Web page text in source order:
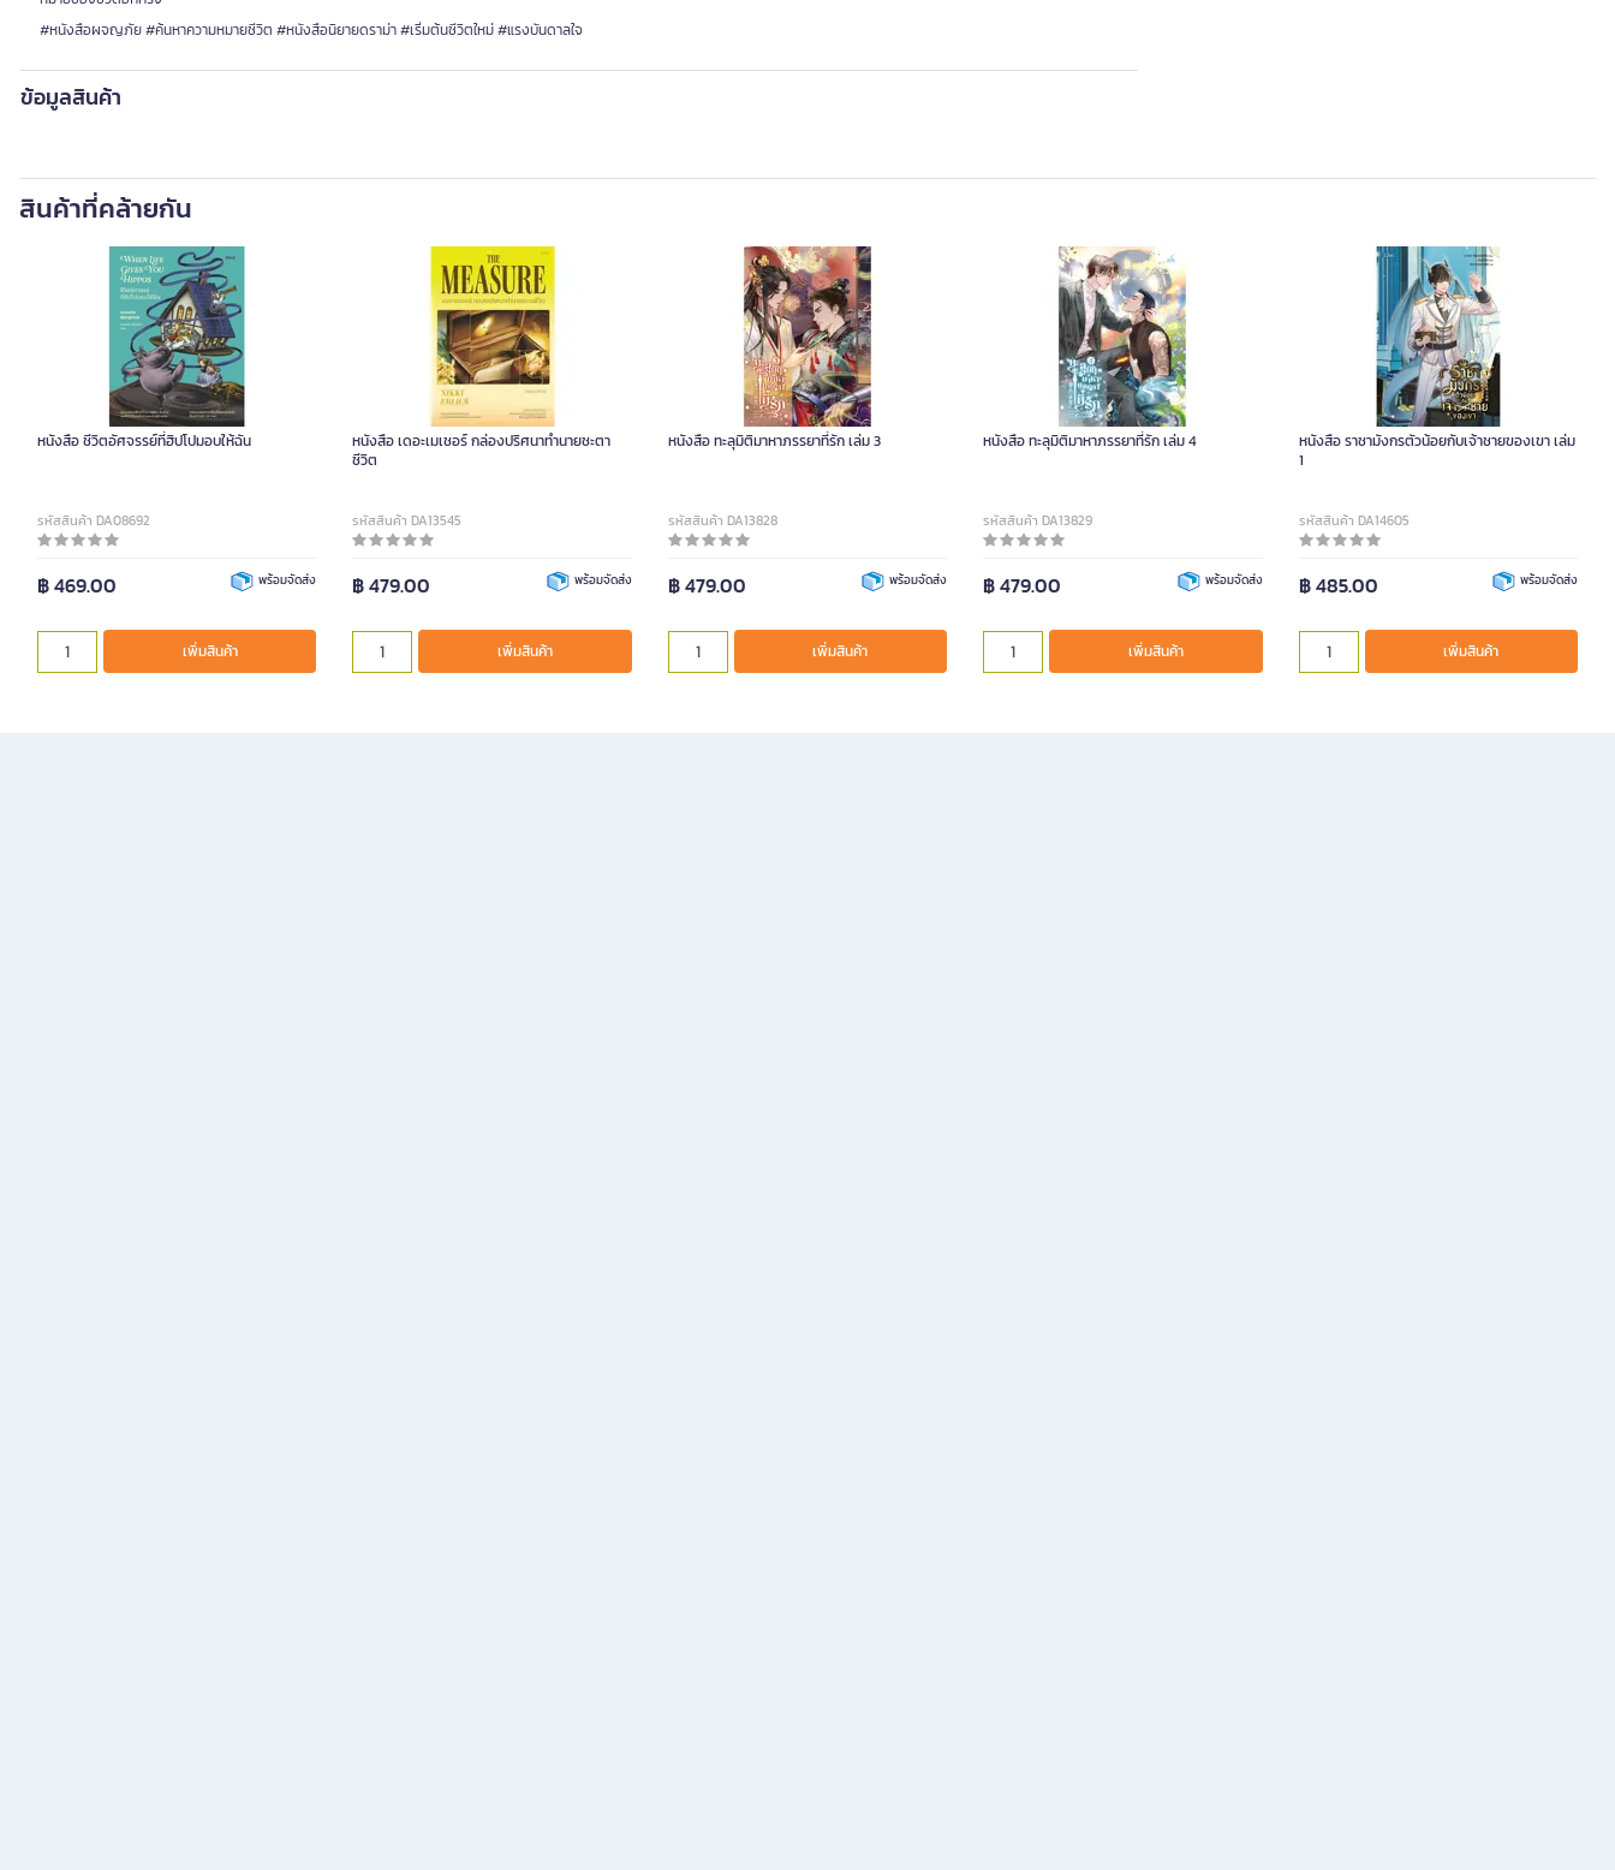
#หนังสือผจญภัย #ค้นหาความหมายชีวิต #หนังสือนิยายดราม่า #เริ่มต้นชีวิตใหม่ #แรงบันดาลใจ
ข้อมูลสินค้า
สินค้าที่คล้ายกัน
หนังสือ ชีวิตอัศจรรย์ที่ฮิปโปมอบให้ฉัน
รหัสสินค้า DA08692
฿ 469.00 พร้อมจัดส่ง
เพิ่มสินค้า
หนังสือ เดอะเมเชอร์ กล่องปริศนาทำนายชะตา
ชีวิต
รหัสสินค้า DA13545
฿ 479.00 พร้อมจัดส่ง
เพิ่มสินค้า
หนังสือ ทะลุมิติมาหาภรรยาที่รัก เล่ม 3
รหัสสินค้า DA13828
฿ 479.00 พร้อมจัดส่ง
เพิ่มสินค้า
หนังสือ ทะลุมิติมาหาภรรยาที่รัก เล่ม 4
รหัสสินค้า DA13829
฿ 479.00 พร้อมจัดส่ง
เพิ่มสินค้า
หนังสือ ราชามังกรตัวน้อยกับเจ้าชายของเขา เล่ม
1
รหัสสินค้า DA14605
฿ 485.00 พร้อมจัดส่ง
เพิ่มสินค้า